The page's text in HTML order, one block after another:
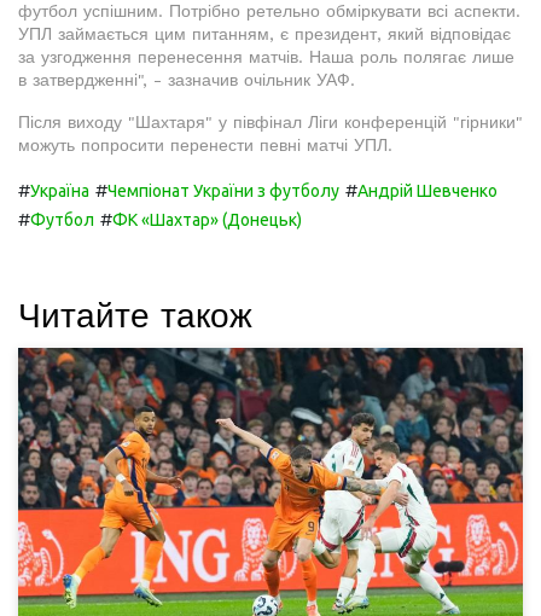
футбол успішним. Потрібно ретельно обміркувати всі аспекти.
УПЛ займається цим питанням, є президент, який відповідає
за узгодження перенесення матчів. Наша роль полягає лише
в затвердженні", - зазначив очільник УАФ.
Після виходу "Шахтаря" у півфінал Ліги конференцій "гірники"
можуть попросити перенести певні матчі УПЛ.
#Україна #Чемпіонат України з футболу #Андрій Шевченко
#Футбол #ФК «Шахтар» (Донецьк)
Читайте також